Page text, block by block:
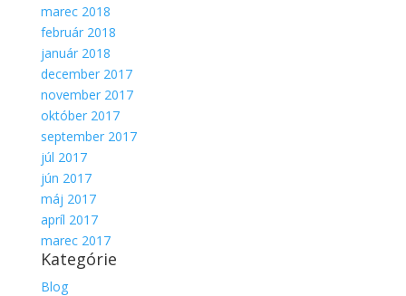
marec 2018
február 2018
január 2018
december 2017
november 2017
október 2017
september 2017
júl 2017
jún 2017
máj 2017
apríl 2017
marec 2017
Kategórie
Blog